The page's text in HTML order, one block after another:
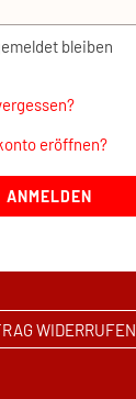
bleiben
eröffnen?
ANMELDEN
WIDERRUFEN